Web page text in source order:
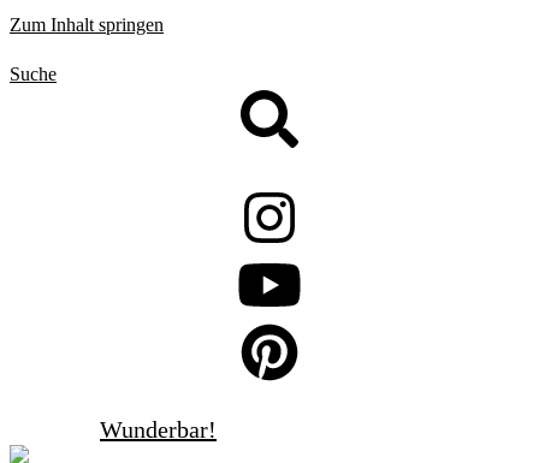
Zum Inhalt springen
Suche
Wunderbar!